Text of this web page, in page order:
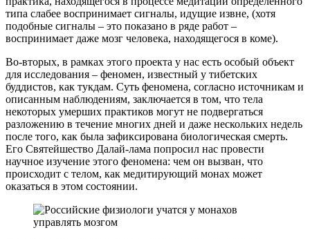
типа слабее воспринимает сигналы, идущие извне, (хотя
подобные сигналы – это показано в ряде работ –
воспринимает даже мозг человека, находящегося в коме).
Во-вторых, в рамках этого проекта у нас есть особый объект
для исследования – феномен, известный у тибетских
буддистов, как тукдам. Суть феномена, согласно источникам и
описанным наблюдениям, заключается в том, что тела
некоторых умерших практиков могут не подвергаться
разложению в течение многих дней и даже нескольких недель
после того, как была зафиксирована биологическая смерть.
Его Святейшество Далай-лама попросил нас провести
научное изучение этого феномена: чем он вызван, что
происходит с телом, как медитирующий монах может
оказаться в этом состоянии.